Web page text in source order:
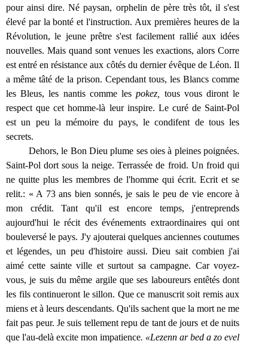
pour ainsi dire. Né paysan, orphelin de père très tôt, il s'est
élevé par la bonté et l'instruction. Aux premières heures de la
Révolution, le jeune prêtre s'est facilement rallié aux idées
nouvelles. Mais quand sont venues les exactions, alors Corre
est entré en résistance aux côtés du dernier évêque de Léon. Il
a même tâté de la prison. Cependant tous, les Blancs comme
les Bleus, les nantis comme lespokez, tous vous diront le
respect que cet homme-là leur inspire. Le curé de Saint-Pol
est un peu la mémoire du pays, le condifent de tous les
secrets.
Dehors, le Bon Dieu plume ses oies à pleines poignées.
Saint-Pol dort sous la neige. Terrassée de froid. Un froid qui
ne quitte plus les membres de l'homme qui écrit. Ecrit et se
relit.: « A 73 ans bien sonnés, je sais le peu de vie encore à
mon crédit. Tant qu'il est encore temps, j'entreprends
aujourd'hui le récit des événements extraordinaires qui ont
bouleversé le pays. J'y ajouterai quelques anciennes coutumes
et légendes, un peu d'histoire aussi. Dieu sait combien j'ai
aimé cette sainte ville et surtout sa campagne. Car voyez-
vous, je suis du même argile que ses laboureurs entêtés dont
les fils continueront le sillon. Que ce manuscrit soit remis aux
miens et à leurs descendants. Qu'ils sachent que la mort ne me
fait pas peur. Je suis tellement repu de tant de jours et de nuits
que l'au-delà excite mon impatience. «Lezenn ar bed a zo evel